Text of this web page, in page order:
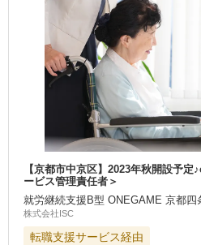
【京都市中京区】2023年秋開設予
ービス管理責任者＞
就労継続支援B型 ONEGAME 京都四
株式会社ISC
転職支援サービス経由